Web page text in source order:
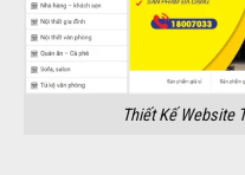
Thiết Kế Website